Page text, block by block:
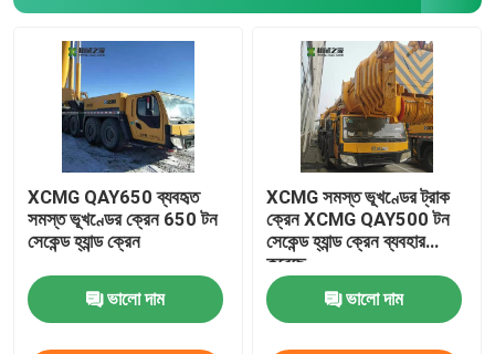
XCMG QAY650 ব্যবহৃত
সমস্ত ভূখণ্ডের ক্রেন 650 টন
সেকেন্ড হ্যান্ড ক্রেন
ভালো দাম
XCMG সমস্ত ভূখণ্ডের ট্রাক
ক্রেন XCMG QAY500 টন
সেকেন্ড হ্যান্ড ক্রেন ব্যবহার
করেছে
ভালো দাম